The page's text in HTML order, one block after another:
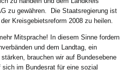
zu gewähren. Die Staatsregierung ist
Kreisgebietsreform 2008 zu heilen.
Mitsprache! In diesem Sinne fordern
und dem Landtag, ein
brauchen wir auf Bundesebene
im Bundesrat für eine sozial